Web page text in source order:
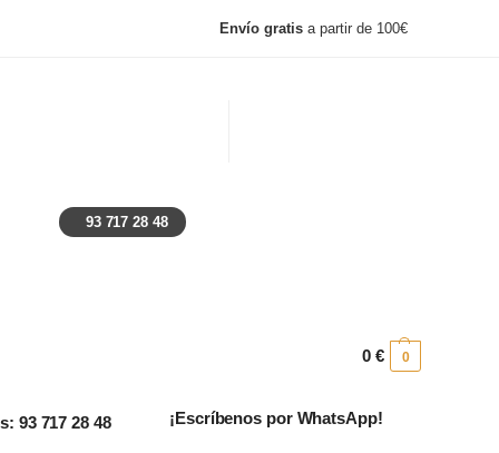
Envío gratis a partir de 100€
93 717 28 48
0€ 0
93 717 28 48 ¡Escríbenos por WhatsApp!